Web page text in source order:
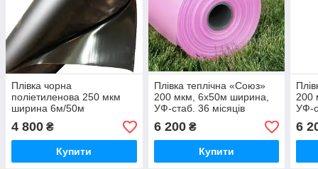
Плівка чорна
поліетиленова 250 мкм
ширина 6м/50м
4 800 ₴
Купити
Плівка теплічна «Союз»
200 мкм, 6х50м ширина,
УФ-стаб. 36 місяців
(Рожева)
6 200₴
Купити
200
УФ-
6